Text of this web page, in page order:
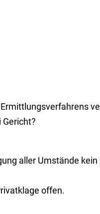
aller Umstände
offen.